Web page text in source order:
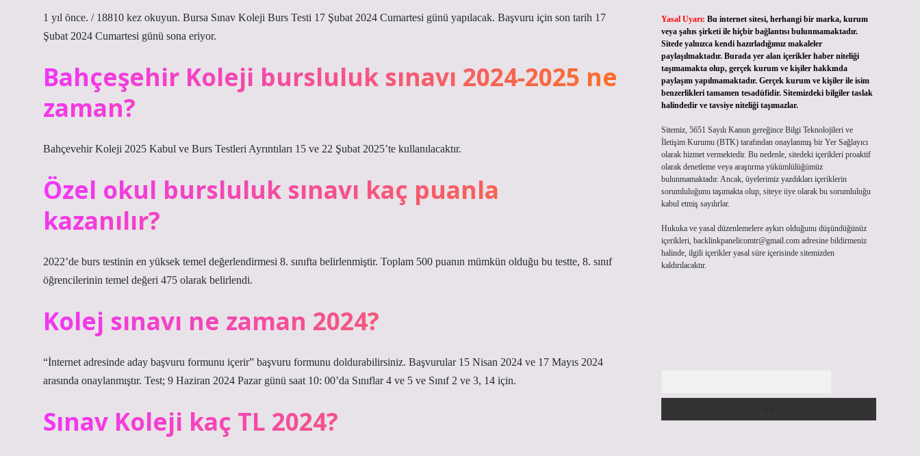
1 yıl önce. / 18810 kez okuyun. Bursa Sınav Koleji Burs Testi 17 Şubat 2024 Cumartesi günü yapılacak. Başvuru için son tarih 17
Şubat 2024 Cumartesi günü sona eriyor.
Bahçeşehir Koleji bursluluk sınavı 2024-2025 ne
zaman?
Bahçevehir Koleji 2025 Kabul ve Burs Testleri Ayrıntıları 15 ve 22 Şubat 2025’te kullanılacaktır.
Özel okul bursluluk sınavı kaç puanla
kazanılır?
2022’de burs testinin en yüksek temel değerlendirmesi 8. sınıfta belirlenmiştir. Toplam 500 puanın mümkün olduğu bu testte, 8. sınıf
öğrencilerinin temel değeri 475 olarak belirlendi.
Kolej sınavı ne zaman 2024?
“İnternet adresinde aday başvuru formunu içerir” başvuru formunu doldurabilirsiniz. Başvurular 15 Nisan 2024 ve 17 Mayıs 2024
arasında onaylanmıştır. Test; 9 Haziran 2024 Pazar günü saat 10: 00’da Sınıflar 4 ve 5 ve Sınıf 2 ve 3, 14 için.
Sınav Koleji kaç TL 2024?
Yasal Uyarı: Bu internet sitesi, herhangi bir marka, kurum
veya şahıs şirketi ile hiçbir bağlantısı bulunmamaktadır.
Sitede yalnızca kendi hazırladığımız makaleler
paylaşılmaktadır. Burada yer alan içerikler haber niteliği
taşımamakta olup, gerçek kurum ve kişiler hakkında
paylaşım yapılmamaktadır. Gerçek kurum ve kişiler ile isim
benzerlikleri tamamen tesadüfidir. Sitemizdeki bilgiler taslak
halindedir ve tavsiye niteliği taşımazlar.
Sitemiz, 5651 Sayılı Kanun gereğince Bilgi Teknolojileri ve
İletişim Kurumu (BTK) tarafından onaylanmış bir Yer Sağlayıcı
olarak hizmet vermektedir. Bu nedenle, sitedeki içerikleri proaktif
olarak denetleme veya araştırma yükümlülüğümüz
bulunmamaktadır. Ancak, üyelerimiz yazdıkları içeriklerin
sorumluluğunu taşımakta olup, siteye üye olarak bu sorumluluğu
kabul etmiş sayılırlar.
Hukuka ve yasal düzenlemelere aykırı olduğunu düşündüğünüz
içerikleri, backlinkpanelicomtr@gmail.comadresine bildirmeniz
halinde, ilgili içerikler yasal süre içerisinde sitemizden
kaldırılacaktır.